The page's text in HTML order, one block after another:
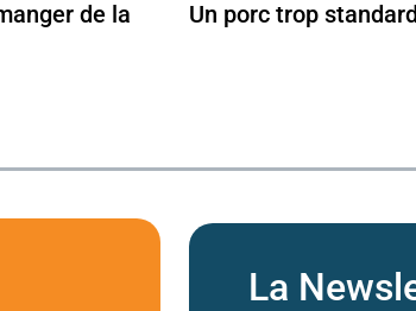
de la
Un porc trop
La